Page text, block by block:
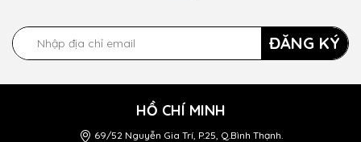
ĐĂNG KÝ
HỒ CHÍ MINH
69/52 Nguyễn Gia Trí, P.25, Q.Bình Thạnh.